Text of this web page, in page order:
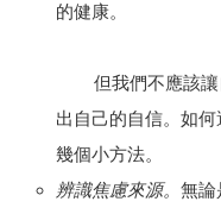
的健康。
但我們不應該讓
出自己的自信。如
幾個小方法。
辨識焦慮來源。無論